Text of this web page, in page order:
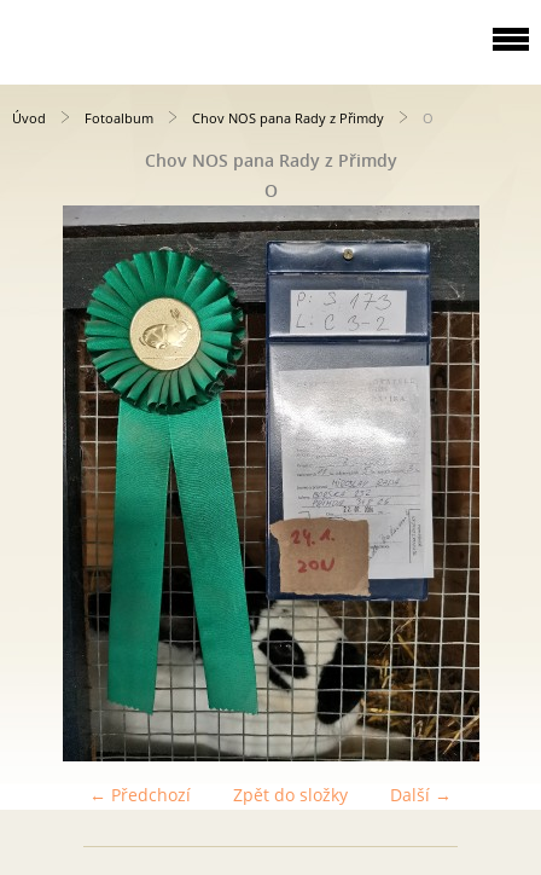
Úvod Fotoalbum Chov NOS pana Rady z Přimdy O
Chov NOS pana Rady z Přimdy
O
← Předchozí Další →
Zpět do složky